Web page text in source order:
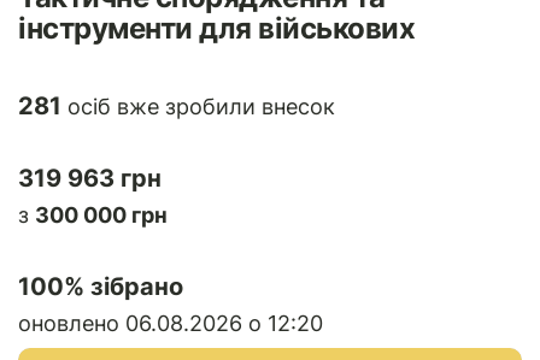
інструменти для військових
281 осіб вже зробили внесок
319 963 грн
з 300 000 грн
100% зібрано
оновлено 06.08.2026 о 12:20